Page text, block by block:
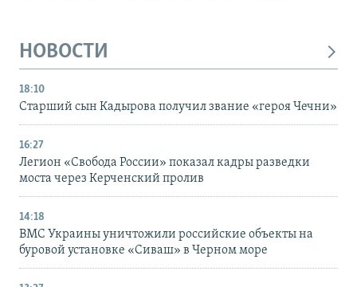
НОВОСТИ
18:10
Старший сын Кадырова получил звание «героя Чечни»
16:27
Легион «Свобода России» показал кадры разведки
моста через Керченский пролив
14:18
ВМС Украины уничтожили российские объекты на
буровой установке «Сиваш» в Черном море